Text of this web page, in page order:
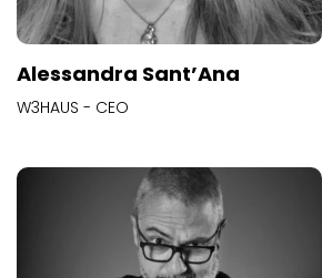
Alessandra Sant’Ana
W3HAUS - CEO